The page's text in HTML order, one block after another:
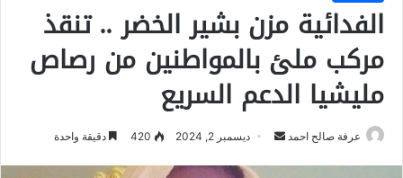
الفدائية مزن بشير الخضر .. تنقذ
مركب ملئ بالمواطنين من رصاص
مليشيا الدعم السريع
عرفة صالح احمد ديسمبر 2, 2024 420 دقيقة واحدة